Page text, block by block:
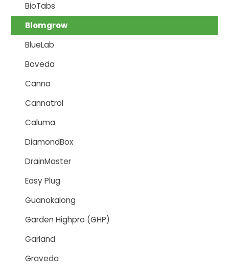
BioTabs
Blomgrow
BlueLab
Boveda
Canna
Cannatrol
Caluma
DiamondBox
DrainMaster
Easy Plug
Guanokalong
Garden Highpro (GHP)
Garland
Graveda